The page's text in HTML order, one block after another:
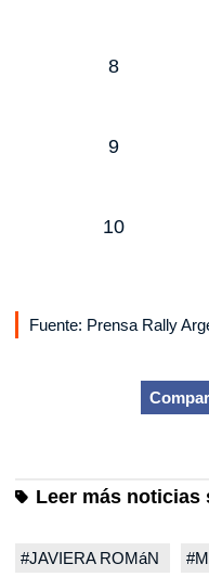
8
9
10
Fuente: Prensa Rally
Leer más noticias
#JAVIERA ROMáN #